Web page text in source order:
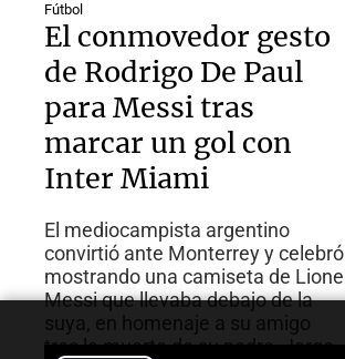
Fútbol
El conmovedor gesto
de Rodrigo De Paul
para Messi tras
marcar un gol con
Inter Miami
El mediocampista argentino
convirtió ante Monterrey y celebró
mostrando una camiseta de Lionel
Messi que llevaba debajo de la
suya, en homenaje a su amigo
tras la muerte de su padre, Jorge.